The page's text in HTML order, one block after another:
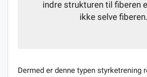
indre strukturen til fiberen
ikke selve fiberen.
Dermed er denne typen styrketrening